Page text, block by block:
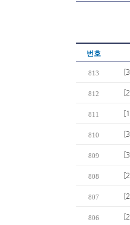
번호
813
812
811
810
809
808
807
806